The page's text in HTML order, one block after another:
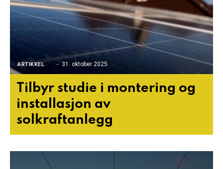
ARTIKKEL 31. oktober 2025
Tilbyr studie i montering og
installasjon av
solkraftanlegg